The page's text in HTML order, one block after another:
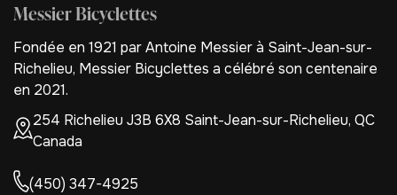
Messier Bicyclettes
Fondée en 1921 par Antoine Messier à Saint-Jean-sur-
Richelieu, Messier Bicyclettes a célébré son centenaire
en 2021.
254 Richelieu J3B 6X8 Saint-Jean-sur-Richelieu, QC
Canada
(450) 347-4925